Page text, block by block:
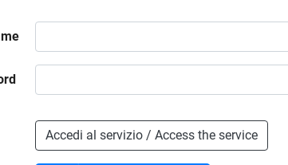
Accedi al servizio / Access the service